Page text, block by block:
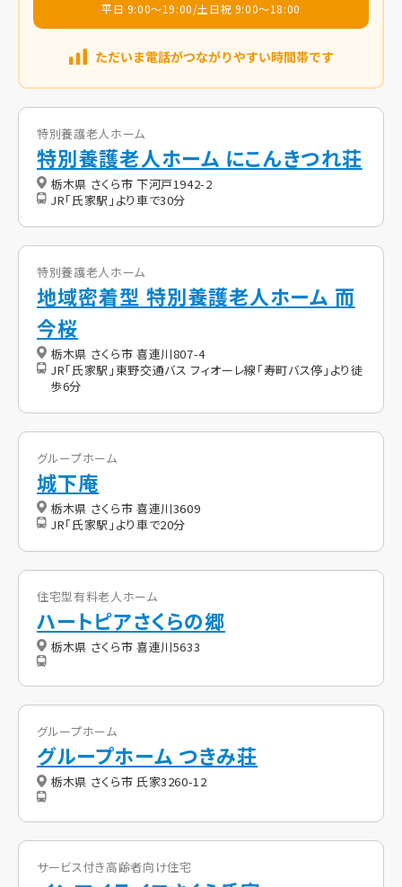
平日 9:00～19:00/土日祝 9:00～18:00
特別養護老人ホーム
特別養護老人ホーム にこんきつれ荘
栃木県 さくら市 下河戸1942-2
JR「氏家駅」より車で30分
特別養護老人ホーム
地域密着型 特別養護老人ホーム 而
今桜
栃木県 さくら市 喜連川807-4
JR「氏家駅」東野交通バス フィオーレ線「寿町バス停」より徒
歩6分
グループホーム
城下庵
栃木県 さくら市 喜連川3609
JR「氏家駅」より車で20分
住宅型有料老人ホーム
ハートピアさくらの郷
栃木県 さくら市 喜連川5633
グループホーム
グループホーム つきみ荘
栃木県 さくら市 氏家3260-12
サービス付き高齢者向け住宅